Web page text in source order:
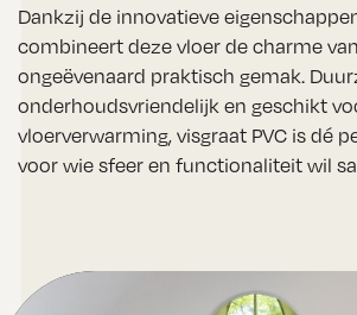
Dankzij de innovatieve
combineert deze vloer de charme
ongeëvenaard praktisch gemak.
onderhoudsvriendelijk en geschikt
vloerverwarming, visgraat PVC is dé
voor wie sfeer en functionaliteit wil